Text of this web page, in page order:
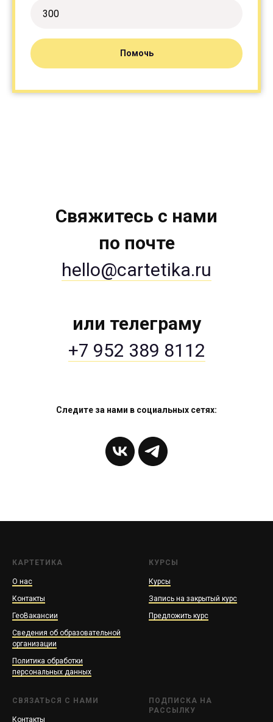
Помочь
Свяжитесь с нами
по почте
hello@cartetika.ru
или телеграму
+7 952 389 8112
Следите за нами в социальных сетях:
КАРТЕТИКА
О нас
Контакты
ГеоВакансии
Сведения об образовательной
организации
Политика обработки
персональных данных
КУРСЫ
Курсы
Запись на закрытый курс
Предложить курс
СВЯЗАТЬСЯ С НАМИ
Контакты
ПОДПИСКА НА
РАССЫЛКУ